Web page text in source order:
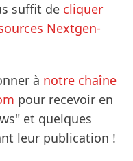
suffit de cliquer
Nextgen-
à notre chaîne
pour recevoir en
et quelques
leur publication !